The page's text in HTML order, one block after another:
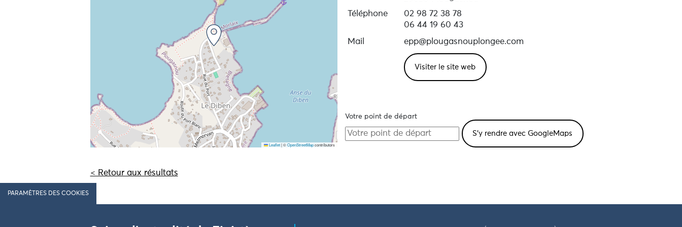
Leaflet |©OpenStreetMapcontributors
Téléphone
02 98 72 38 78
06 44 19 60 43
Mail
epp@plougasnouplongee.com
Visiter le site web
Votre point de départ
< Retour aux résultats
PARAMÈTRES DES COOKIES